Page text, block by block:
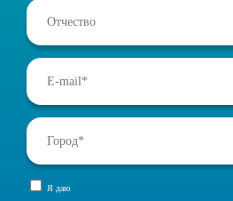
Я даю